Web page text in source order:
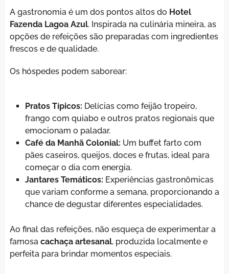
A gastronomia é um dos pontos altos do Hotel
Fazenda Lagoa Azul. Inspirada na culinária mineira, as
opções de refeições são preparadas com ingredientes
frescos e de qualidade.
Os hóspedes podem saborear:
Pratos Típicos: Delícias como feijão tropeiro,
frango com quiabo e outros pratos regionais que
emocionam o paladar.
Café da Manhã Colonial: Um buffet farto com
pães caseiros, queijos, doces e frutas, ideal para
começar o dia com energia.
Jantares Temáticos: Experiências gastronômicas
que variam conforme a semana, proporcionando a
chance de degustar diferentes especialidades.
Ao final das refeições, não esqueça de experimentar a
famosa cachaça artesanal, produzida localmente e
perfeita para brindar momentos especiais.